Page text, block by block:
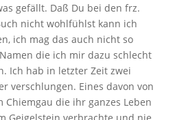
gefällt. Daß Du bei den frz.
nicht wohlfühlst kann ich
ich mag das auch nicht so
die ich mir dazu schlecht
Ich hab in letzter Zeit zwei
verschlungen. Eines davon von
Chiemgau die ihr ganzes Leben